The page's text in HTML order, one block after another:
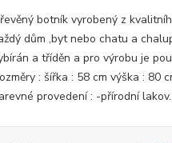
botník vyrobený z
dům ,byt nebo chatu a
a tříděn a pro výrobu je
: šířka : 58 cm výška : 80
provedení : -přírodní